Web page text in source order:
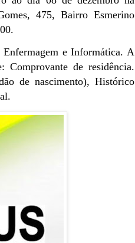
475, Bairro Esmerino
Enfermagem e Informática. A
Comprovante de residência.
de nascimento), Histórico